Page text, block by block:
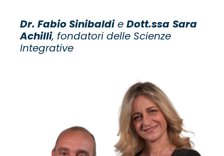
Dr. Fabio Sinibaldie Dott.ssa Sara
Achilli, fondatori delle Scienze
Integrative